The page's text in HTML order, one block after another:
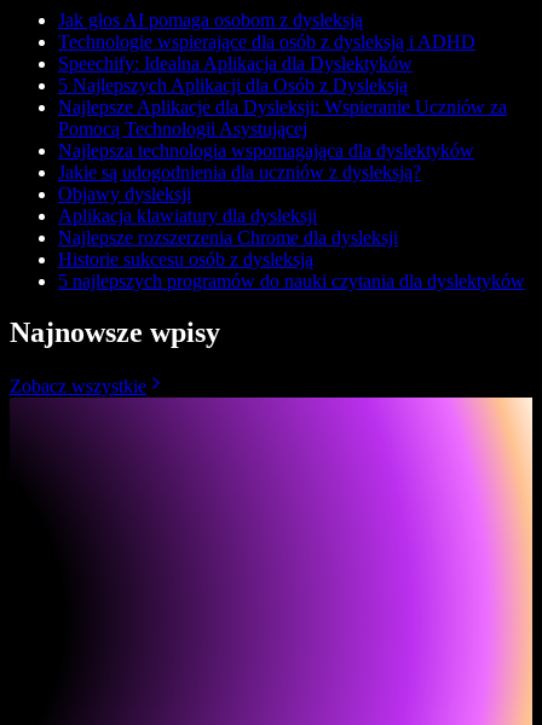
Jak głos AI pomaga osobom z dysleksją
Technologie wspierające dla osób z dysleksją i ADHD
Speechify: Idealna Aplikacja dla Dyslektyków
5 Najlepszych Aplikacji dla Osób z Dysleksją
Najlepsze Aplikacje dla Dysleksji: Wspieranie Uczniów za
Pomocą Technologii Asystującej
Najlepsza technologia wspomagająca dla dyslektyków
Jakie są udogodnienia dla uczniów z dysleksją?
Objawy dysleksji
Aplikacja klawiatury dla dysleksji
Najlepsze rozszerzenia Chrome dla dysleksji
Historie sukcesu osób z dysleksją
5 najlepszych programów do nauki czytania dla dyslektyków
Najnowsze wpisy
Zobacz wszystkie